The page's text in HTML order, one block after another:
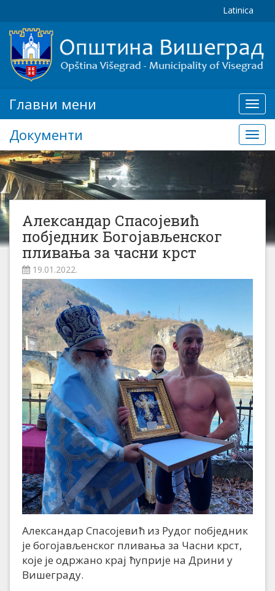
Latinica
мени
Главни мени
Документи
Александар Спасојевић
побједник Богојављенског
пливања за часни крст
19.01.2022.
Александар Спасојевић из Рудог побједник
је богојављенског пливања за Часни крст,
које је одржано крај ћуприје на Дрини у
Вишеграду.